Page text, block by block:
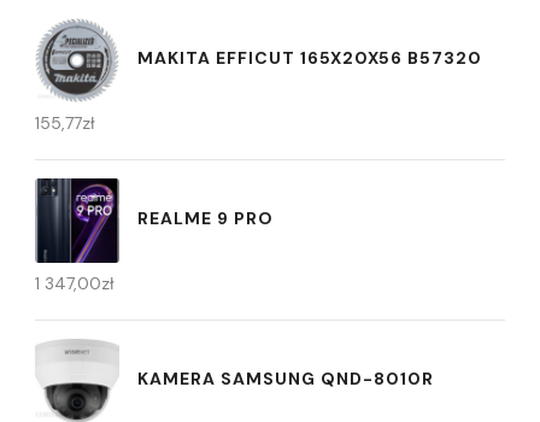
MAKITA EFFICUT 165X20X56 B57320
155,77zł
REALME 9 PRO
1 347,00zł
KAMERA SAMSUNG QND-8010R